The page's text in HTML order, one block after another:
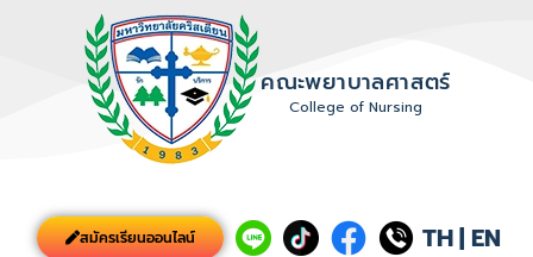
คณะพยาบาลศาสตร์
College of Nursing
สมัครเรียนออนไลน์ TH| EN